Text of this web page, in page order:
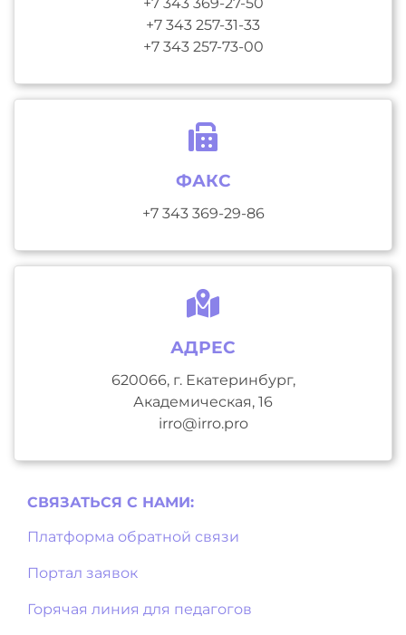
+7 343 257-31-33
+7 343 257-73-00
ФАКС
+7 343 369-29-86
АДРЕС
620066, г. Екатеринбург,
Академическая, 16
irro@irro.pro
СВЯЗАТЬСЯ С НAМИ:
Платформа обратной связи
Портал заявок
Горячая линия для педагогов